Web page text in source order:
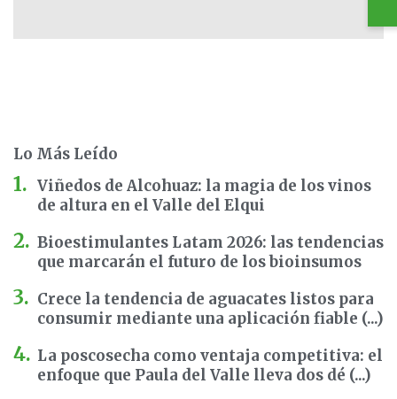
Lo Más Leído
Viñedos de Alcohuaz: la magia de los vinos
de altura en el Valle del Elqui
Bioestimulantes Latam 2026: las tendencias
que marcarán el futuro de los bioinsumos
Crece la tendencia de aguacates listos para
consumir mediante una aplicación fiable (...)
La poscosecha como ventaja competitiva: el
enfoque que Paula del Valle lleva dos dé (...)